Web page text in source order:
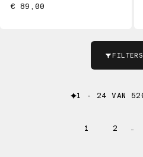
€ 89,00
FILTERS
1 - 24 VAN 520
1 2 …